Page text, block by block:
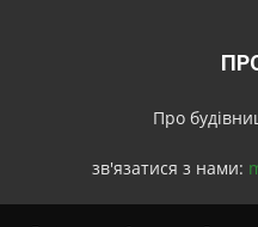
Про
зв'язатися з нами: